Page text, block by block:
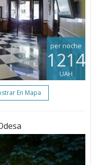
per noche
1214
UAH
En Mapa